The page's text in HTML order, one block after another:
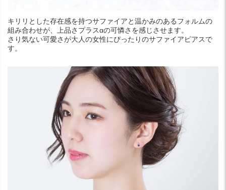
キリリとした存在感を持つサファイアと温かみのあるフォルムの
組み合わせが、上品さプラスαの可憐さを感じさせます。
さり気ない可愛さが大人の女性にぴったりのサファイアピアスで
す。